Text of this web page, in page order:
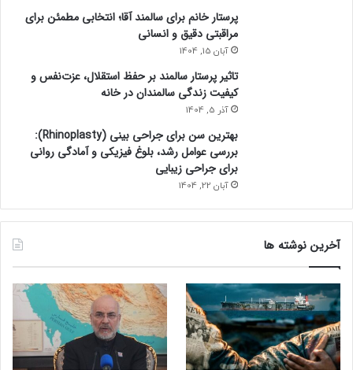
پرستار خانم برای سالمند آقا؛ انتخابی مطمئن برای
مراقبتی دقیق و انسانی
آبان 15, 1404
تاثیر پرستار سالمند بر حفظ استقلال، عزت‌نفس و
کیفیت زندگی سالمندان در خانه
آذر 5, 1404
بهترین سن برای جراحی بینی (Rhinoplasty):
بررسی عوامل رشد، بلوغ فیزیکی و آمادگی روانی
برای جراحی زیبایی
آبان 22, 1404
آخرین نوشته ها